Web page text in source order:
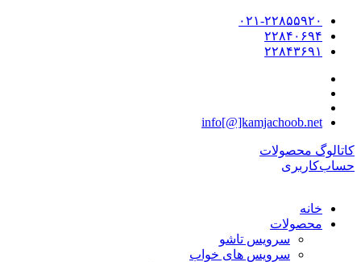
۰۲۱-۲۲۸۵۵۹۲۰
۲۲۸۴۰۶۹۴
۲۲۸۴۳۶۹۱
info[@]kamjachoob.net
کاتالوگ محصولات
حساب‌کاربری
خانه
محصولات
سرویس تاشو
سرویس های خواب